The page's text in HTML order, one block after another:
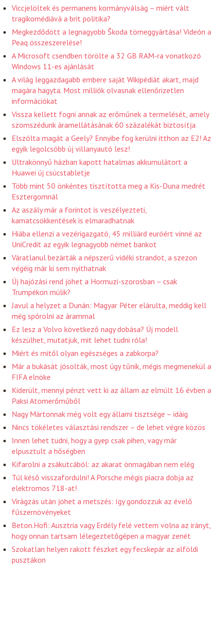
Viccjelöltek és permanens kormányválság – miért vált
tragikomédiává a brit politika?
Megkezdődött a legnagyobb Škoda tömeggyártása! Videón a
Peaq összeszerelése!
A Microsoft csendben törölte a 32 GB RAM-ra vonatkozó
Windows 11-es ajánlását
A világ leggazdagabb embere saját Wikipédiát akart, majd
magára hagyta. Most milliók olvasnak ellenőrizetlen
információkat
Vissza kellett fogni annak az erőműnek a termelését, amely
szomszédunk áramellátásának 60 százalékát biztosítja
Elszólta magát a Geely? Ennyibe fog kerülni itthon az E2! Az
egyik legolcsóbb új villanyautó lesz!
Ultrakönnyű házban kapott hatalmas akkumulátort a
Huawei új csúcstabletje
Több mint 50 önkéntes tisztította meg a Kis-Duna medrét
Esztergomnál
Az aszály már a forintot is veszélyezteti,
kamatcsökkentések is elmaradhatnak
Hiába ellenzi a vezérigazgató, 45 milliárd euróért vinné az
UniCredit az egyik legnagyobb német bankot
Váratlanul bezárták a népszerű vidéki strandot, a szezon
végéig már ki sem nyithatnak
Új hajózási rend jöhet a Hormuzi-szorosban – csak
Trumpékon múlik?
Javul a helyzet a Dunán: Magyar Péter elárulta, meddig kell
még spórolni az árammal
Ez lesz a Volvo következő nagy dobása? Új modell
készülhet, mutatjuk, mit lehet tudni róla!
Miért és mitől olyan egészséges a zabkorpa?
Már a bukását jósolták, most úgy tűnik, mégis megmenekül a
FIFA elnöke
Kiderült, mennyi pénzt vett ki az állam az elmúlt 16 évben a
Paksi Atomerőműből
Nagy Mártonnak még volt egy állami tisztsége – idáig
Nincs tökéletes választási rendszer – de lehet végre közös
Innen lehet tudni, hogy a gyep csak pihen, vagy már
elpusztult a hőségben
Kifarolni a zsákutcából: az akarat önmagában nem elég
Túl késő visszafordulni! A Porsche mégis piacra dobja az
elektromos 718-at!
Virágzás után jöhet a metszés: így gondozzuk az évelő
fűszernövényeket
Beton.Hofi: Ausztria vagy Erdély felé vettem volna az irányt,
hogy onnan tartsam lélegeztetőgépen a magyar zenét
Szokatlan helyen rakott fészket egy fecskepár az alföldi
pusztákon